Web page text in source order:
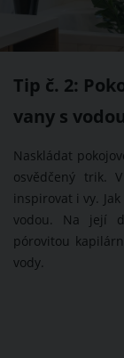
Tip č. 2:
vany s vodou
Naskládat
osvědčený trik.
inspirovat i vy.
vodou. Na její
pórovitou
vody.